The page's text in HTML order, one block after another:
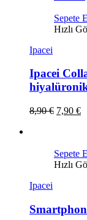
Sepete
Hızlı
Ipacei
Ipacei
8,90€ 7,90 €
Sepete
Hızlı
Ipacei